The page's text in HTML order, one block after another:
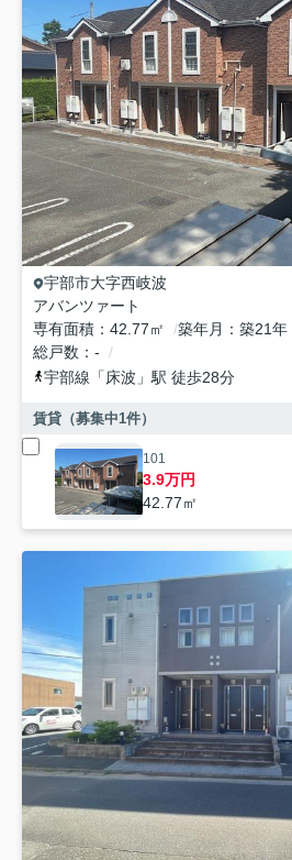
宇部市大字西岐波
アバンツァート
専有面積
42.77㎡ 築年月 築21年
総戸数
-
宇部線 「 床波 」駅 徒歩28分
賃貸（募集中1件）
101
3.9万円
42.77㎡